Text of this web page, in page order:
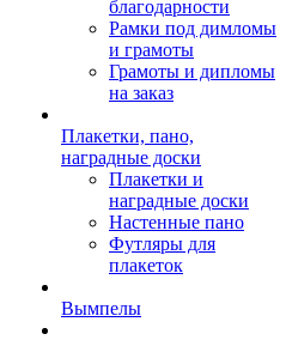
благодарности
Рамки под димломы
и грамоты
Грамоты и дипломы
на заказ
Плакетки, пано,
наградные доски
Плакетки и
наградные доски
Настенные пано
Футляры для
плакеток
Вымпелы